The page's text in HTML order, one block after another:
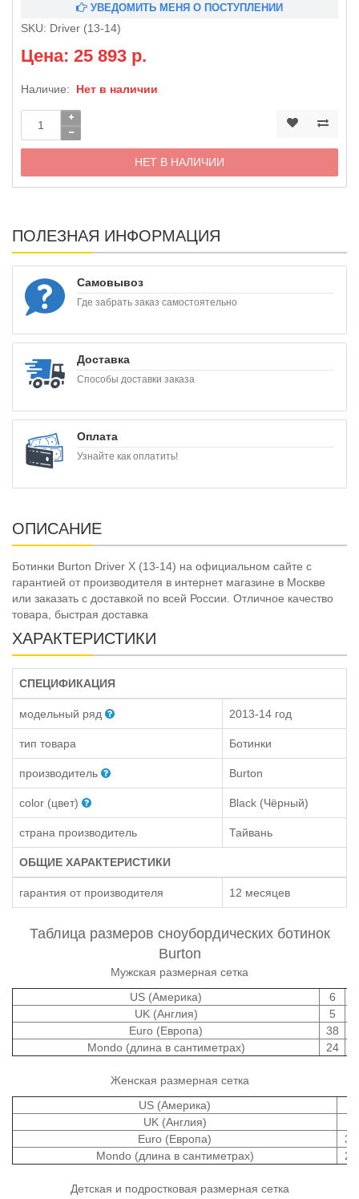
УВЕДОМИТЬ МЕНЯ О ПОСТУПЛЕНИИ
SKU: Driver (13-14)
Цена: 25 893 р.
Наличие: Нет в наличии
НЕТ В НАЛИЧИИ
ПОЛЕЗНАЯ ИНФОРМАЦИЯ
Самовывоз
Где забрать заказ самостоятельно
Доставка
Способы доставки заказа
Оплата
Узнайте как оплатить!
ОПИСАНИЕ
Ботинки Burton Driver X (13-14) на официальном сайте с
гарантией от производителя в интернет магазине в Москве
или заказать с доставкой по всей России. Отличное качество
товара, быстрая доставка
ХАРАКТЕРИСТИКИ
СПЕЦИФИКАЦИЯ
модельный ряд 2013-14 год
тип товара Ботинки
производитель Burton
color (цвет) Black (Чёрный)
страна производитель Тайвань
ОБЩИЕ ХАРАКТЕРИСТИКИ
гарантия от производителя 12 месяцев
Таблица размеров сноубордических ботинок
Burton
Мужская размерная сетка
US (Америка)
6
UK (Англия)
5
Euro (Европа)
38
Mondo (длина в сантиметрах)
24
Женская размерная сетка
US (Америка)
UK (Англия)
Euro (Европа)
34
Mondo (длина в сантиметрах)
21
Детская и подростковая размерная сетка